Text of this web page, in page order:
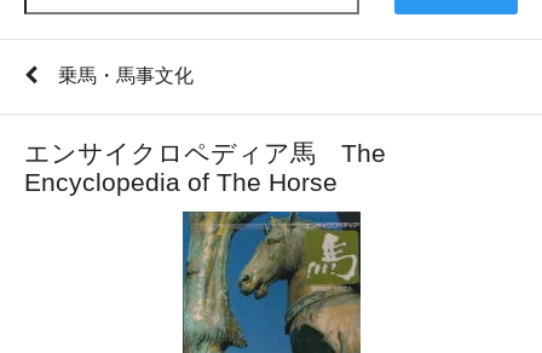
乗馬・馬事文化
エンサイクロペディア馬 The
Encyclopedia of The Horse